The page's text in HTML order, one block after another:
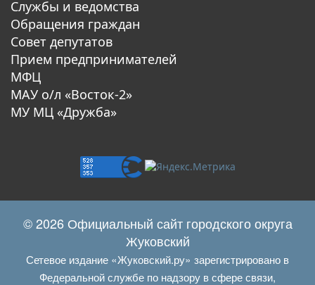
Службы и ведомства
Обращения граждан
Совет депутатов
Прием предпринимателей
МФЦ
МАУ о/л «Восток-2»
МУ МЦ «Дружба»
© 2026 Официальный сайт городского округа
Жуковский
Сетевое издание «Жуковский.ру» зарегистрировано в
Федеральной службе по надзору в сфере связи,